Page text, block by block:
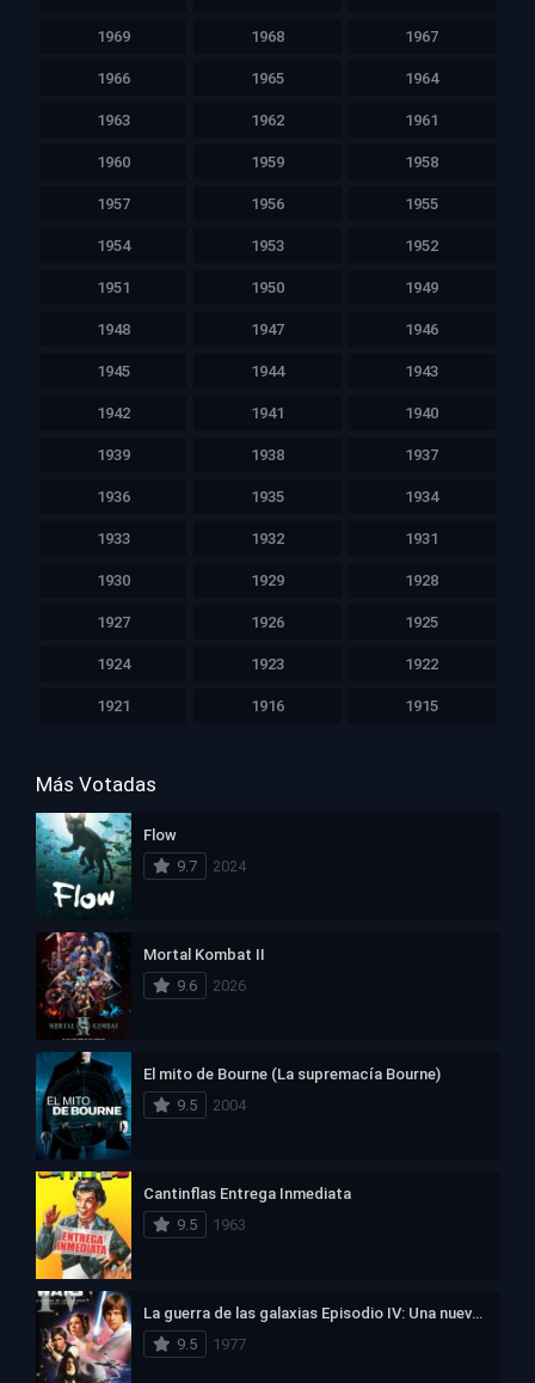
1969 1968 1967
1966 1965 1964
1963 1962 1961
1960 1959 1958
1957 1956 1955
1954 1953 1952
1951 1950 1949
1948 1947 1946
1945 1944 1943
1942 1941 1940
1939 1938 1937
1936 1935 1934
1933 1932 1931
1930 1929 1928
1927 1926 1925
1924 1923 1922
1921 1916 1915
Más Votadas
Flow
9.7
2024
Mortal Kombat II
9.6
2026
El mito de Bourne (La supremacía Bourne)
9.5
2004
Cantinflas Entrega Inmediata
9.5
1963
La guerra de las galaxias Episodio IV: Una nueva esperanza
9.5
1977